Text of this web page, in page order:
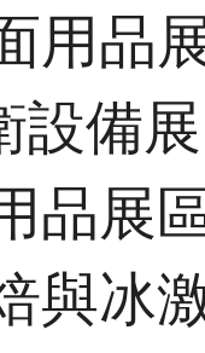
用品
設備
品展
與冰